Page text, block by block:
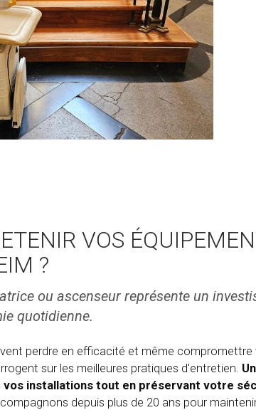
VOS
?
ou ascenseur représente un
quotidienne.
perdre en efficacité et même compromettre
sur les meilleures pratiques d'entretien.
installations tout en préservant votre
depuis plus de 20 ans pour